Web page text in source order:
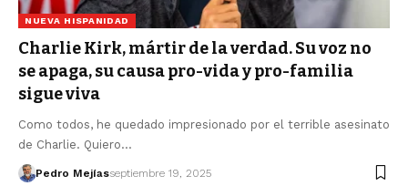
NUEVA HISPANIDAD
Charlie Kirk, mártir de la verdad. Su voz no
se apaga, su causa pro-vida y pro-familia
sigue viva
Como todos, he quedado impresionado por el terrible asesinato
de Charlie. Quiero…
Pedro Mejíasseptiembre 19, 2025